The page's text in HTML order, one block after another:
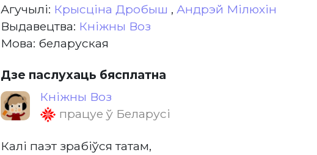
Агучылі: Крысціна Дробыш , Андрэй Мілюхін
Выдавецтва: Кніжны Воз
Мова: беларуская
Дзе паслухаць бясплатна
Кніжны Воз
працуе ў Беларусі
Калi паэт зрабiўся татам,